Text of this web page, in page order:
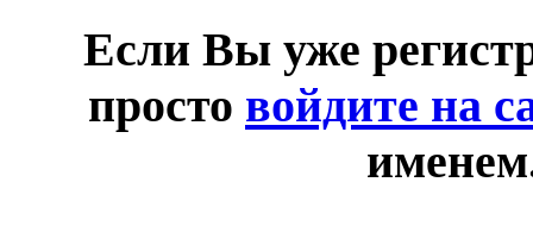
Если Вы уже
просто войдите на